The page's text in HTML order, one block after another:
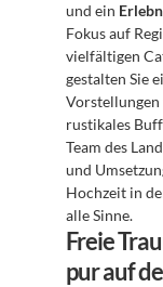
und ein
Fokus auf
vielfältigen
gestalten Sie
Vorstellungen
rustikales
Team des
und
Hochzeit in
alle Sinne.
Freie
pur auf